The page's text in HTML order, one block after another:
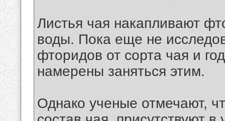
Листья чая накапливают
воды. Пока еще не
фторидов от сорта чая и
намерены заняться этим.
Однако ученые отмечают,